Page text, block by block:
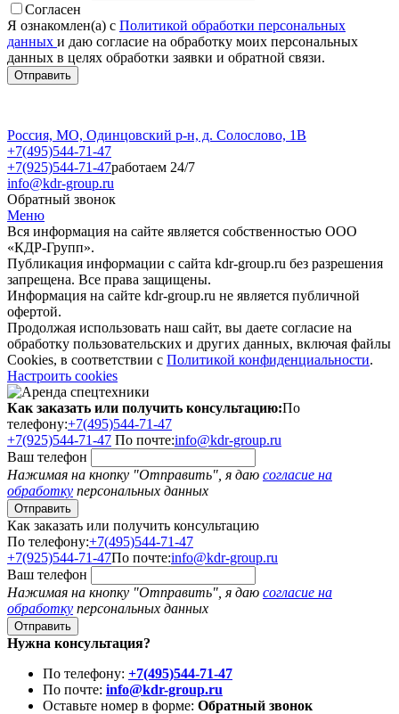
Согласен
Я ознакомлен(а) с Политикой обработки персональных
данных и даю согласие на обработку моих персональных
данных в целях обработки заявки и обратной связи.
Россия, МО, Одинцовский р-н, д. Солослово, 1В
+7(495)544-71-47
+7(925)544-71-47работаем 24/7
info@kdr-group.ru
Обратный звонок
Меню
Вся информация на сайте является собственностью ООО
«КДР-Групп».
Публикация информации с сайта kdr-group.ru без разрешения
запрещена. Все права защищены.
Информация на сайте kdr-group.ru не является публичной
офертой.
Продолжая использовать наш сайт, вы даете согласие на
обработку пользовательских и других данных, включая файлы
Cookies, в соответствии с Политикой конфиденциальности.
Настроить cookies
Как заказать или получить консультацию:По
телефону:+7(495)544-71-47
+7(925)544-71-47 По почте:info@kdr-group.ru
Ваш телефон
Нажимая на кнопку "Отправить", я даю согласие на
обработку персональных данных
Как заказать или получить консультацию
По телефону:+7(495)544-71-47
+7(925)544-71-47По почте:info@kdr-group.ru
Ваш телефон
Нажимая на кнопку "Отправить", я даю согласие на
обработку персональных данных
Нужна консультация?
По телефону: +7(495)544-71-47
По почте: info@kdr-group.ru
Оставьте номер в форме: Обратный звонок